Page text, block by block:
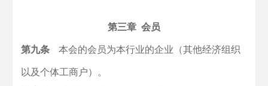
第三章 会员
第九条 本会的会员为本行业的企业（其他经济组织
以及个体工商户）。